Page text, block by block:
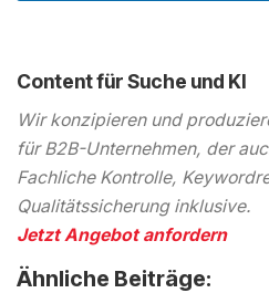
Content für Suche und KI
Wir konzipieren und
für B2B-Unternehmen, der
Fachliche Kontrolle,
Qualitätssicherung inklusive.
Jetzt Angebot anfordern
Ähnliche Beiträge: